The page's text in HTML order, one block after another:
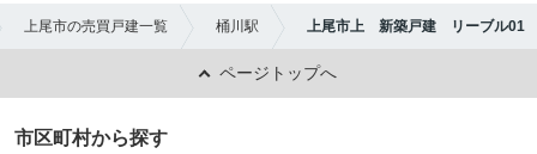
上尾市の売買戸建一覧 桶川駅 上尾市上 新築戸建 リーブル01
ページトップへ
市区町村から探す